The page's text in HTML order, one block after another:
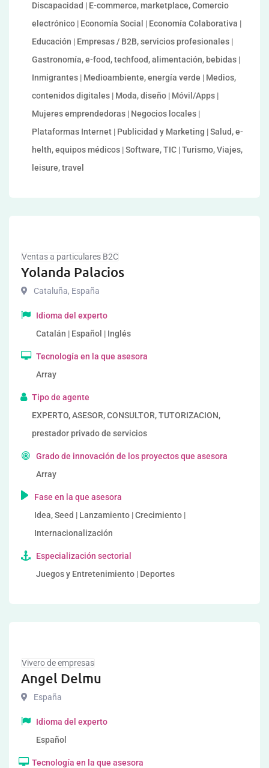
Discapacidad | E-commerce, marketplace, Comercio
electrónico | Economía Social | Economía Colaborativa |
Educación | Empresas / B2B, servicios profesionales |
Gastronomía, e-food, techfood, alimentación, bebidas |
Inmigrantes | Medioambiente, energía verde | Medios,
contenidos digitales | Moda, diseño | Móvil/Apps |
Mujeres emprendedoras | Negocios locales |
Plataformas Internet | Publicidad y Marketing | Salud, e-
helth, equipos médicos | Software, TIC | Turismo, Viajes,
leisure, travel
Ventas a particulares B2C
Yolanda Palacios
Cataluña, España
Idioma del experto
Catalán | Español | Inglés
Tecnología en la que asesora
Array
Tipo de agente
EXPERTO, ASESOR, CONSULTOR, TUTORIZACION,
prestador privado de servicios
Grado de innovación de los proyectos que asesora
Array
Fase en la que asesora
Idea, Seed | Lanzamiento | Crecimiento |
Internacionalización
Especialización sectorial
Juegos y Entretenimiento | Deportes
Vivero de empresas
Angel Delmu
España
Idioma del experto
Español
Tecnología en la que asesora